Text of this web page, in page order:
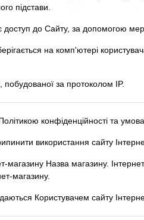
підстави.
до Сайту, за допомогою
на комп'ютері
за протоколом IP.
конфіденційності та
використання сайту
Назва магазину.
магазину.
Користувачем сайту